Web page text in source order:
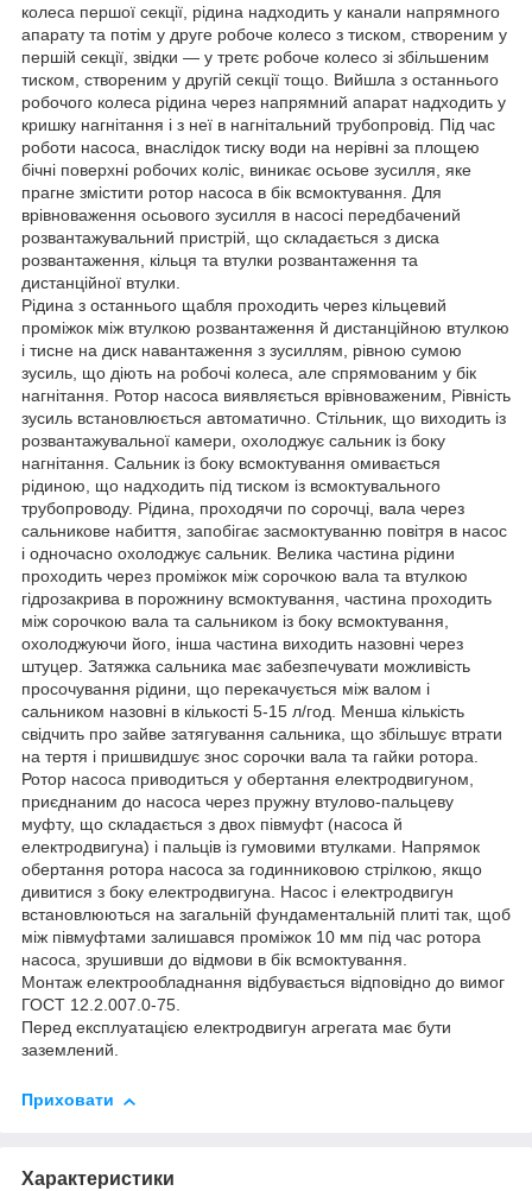
колеса першої секції, рідина надходить у канали напрямного
апарату та потім у друге робоче колесо з тиском, створеним у
першій секції, звідки — у третє робоче колесо зі збільшеним
тиском, створеним у другій секції тощо. Вийшла з останнього
робочого колеса рідина через напрямний апарат надходить у
кришку нагнітання і з неї в нагнітальний трубопровід. Під час
роботи насоса, внаслідок тиску води на нерівні за площею
бічні поверхні робочих коліс, виникає осьове зусилля, яке
прагне змістити ротор насоса в бік всмоктування. Для
врівноваження осьового зусилля в насосі передбачений
розвантажувальний пристрій, що складається з диска
розвантаження, кільця та втулки розвантаження та
дистанційної втулки.
Рідина з останнього щабля проходить через кільцевий
проміжок між втулкою розвантаження й дистанційною втулкою
і тисне на диск навантаження з зусиллям, рівною сумою
зусиль, що діють на робочі колеса, але спрямованим у бік
нагнітання. Ротор насоса виявляється врівноваженим, Рівність
зусиль встановлюється автоматично. Стільник, що виходить із
розвантажувальної камери, охолоджує сальник із боку
нагнітання. Сальник із боку всмоктування омивається
рідиною, що надходить під тиском із всмоктувального
трубопроводу. Рідина, проходячи по сорочці, вала через
сальникове набиття, запобігає засмоктуванню повітря в насос
і одночасно охолоджує сальник. Велика частина рідини
проходить через проміжок між сорочкою вала та втулкою
гідрозакрива в порожнину всмоктування, частина проходить
між сорочкою вала та сальником із боку всмоктування,
охолоджуючи його, інша частина виходить назовні через
штуцер. Затяжка сальника має забезпечувати можливість
просочування рідини, що перекачується між валом і
сальником назовні в кількості 5-15 л/год. Менша кількість
свідчить про зайве затягування сальника, що збільшує втрати
на тертя і пришвидшує знос сорочки вала та гайки ротора.
Ротор насоса приводиться у обертання електродвигуном,
приєднаним до насоса через пружну втулово-пальцеву
муфту, що складається з двох півмуфт (насоса й
електродвигуна) і пальців із гумовими втулками. Напрямок
обертання ротора насоса за годинниковою стрілкою, якщо
дивитися з боку електродвигуна. Насос і електродвигун
встановлюються на загальній фундаментальній плиті так, щоб
між півмуфтами залишався проміжок 10 мм під час ротора
насоса, зрушивши до відмови в бік всмоктування.
Монтаж електрообладнання відбувається відповідно до вимог
ГОСТ 12.2.007.0-75.
Перед експлуатацією електродвигун агрегата має бути
заземлений.
Приховати
Характеристики